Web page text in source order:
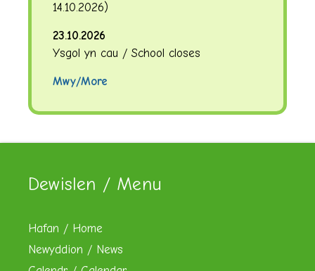
14.10.2026)
23.10.2026
Ysgol yn cau / School closes
Mwy/More
Dewislen / Menu
Hafan / Home
Newyddion / News